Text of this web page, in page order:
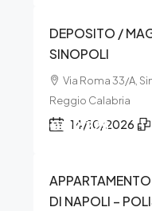
DEPOSITO /
SINOPOLI
Via Roma 33/A,
Reggio Calabria
14/10/2026
€129.225
DI NAPOLI –